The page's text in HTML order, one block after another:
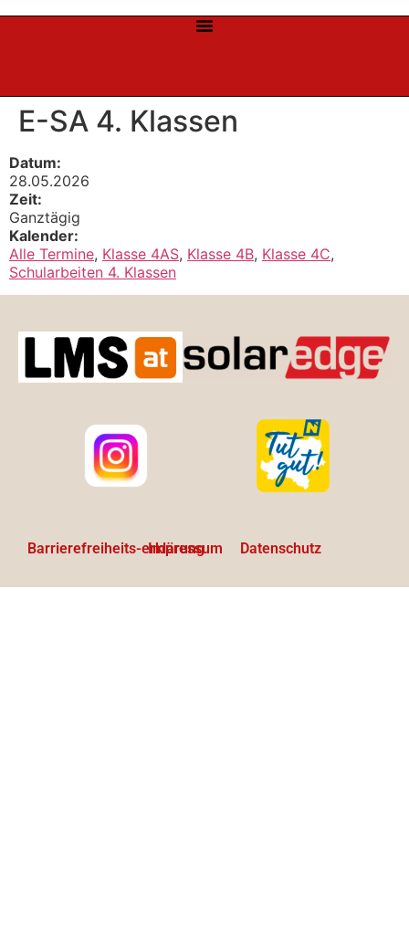
E-SA 4. Klassen
Datum:
28.05.2026
Zeit:
Ganztägig
Kalender:
Alle Termine, Klasse 4AS, Klasse 4B, Klasse 4C,
Schularbeiten 4. Klassen
Barrierefreiheits-erklärung
Impressum Datenschutz